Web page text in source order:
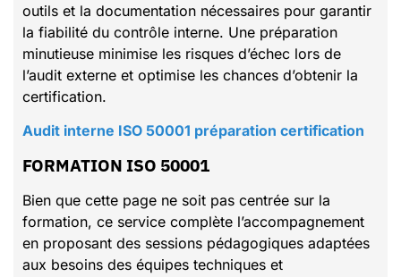
outils et la documentation nécessaires pour garantir
la fiabilité du contrôle interne. Une préparation
minutieuse minimise les risques d’échec lors de
l’audit externe et optimise les chances d’obtenir la
certification.
Audit interne ISO 50001 préparation certification
FORMATION ISO 50001
Bien que cette page ne soit pas centrée sur la
formation, ce service complète l’accompagnement
en proposant des sessions pédagogiques adaptées
aux besoins des équipes techniques et